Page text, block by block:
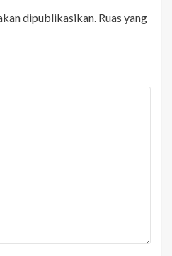
dipublikasikan. Ruas yang